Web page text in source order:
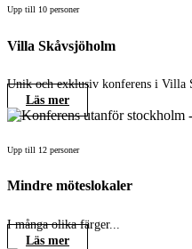
Upp till 10 personer
Villa Skåvsjöholm
Unik och exklusiv konferens i Villa
Läs mer
Upp till 12 personer
Mindre möteslokaler
I många olika färger...
Läs mer